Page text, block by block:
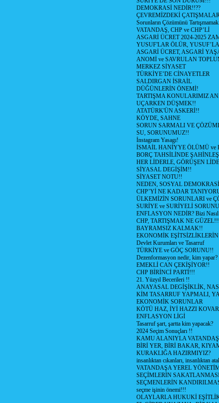
DEMOKRASİ NEDİR!!??
ÇEVREMİZDEKİ
Sorunların Çözümünü
VATANDAŞ, CHP ve CHP’Lİ
ASGARİ ÜCRET 2024-2025
YUSUF'LAR ÖLÜR,
ASGARİ ÜCRET, ASGARİ
ANOMİ ve SAVRULAN
MERKEZ SİYASET
TÜRKİYE’DE CİNAYETLER
SALDIRGAN İSRAİL
DÜĞÜNLERİN ÖNEMİ!
TARTIŞMA KONULARIMIZ
UÇARKEN DÜŞMEK!!
ATATÜRK'ÜN ASKERİ!!
KÖYDE, SAHNE
SORUN SARMALI VE
SU, SORUNUMUZ!!
İnstagram Yasagı!
İSMAİL HANİYYE ÖLÜMÜ ve
BORÇ TAHSİLİNDE
HER LİDERLE, GÖRÜŞEN
SİYASAL DEGİŞİM!!
SİYASET NOTU!!
NEDEN, SOSYAL
CHP’Yİ NE KADAR
ÜLKEMİZİN SORUNLARI ve
SURİYE ve SURİYELİ
ENFLASYON NEDİR? Bizi
CHP, TARTIŞMAK NE
BAYRAMSIZ KALMAK!!
EKONOMİK
Devlet Kurumları ve Tasarruf
TÜRKİYE ve GÖÇ SORUNU!!
Dezenformasyon nedir, kim yapar?
EMEKLİ CAN ÇEKİŞİYOR!!
CHP BİRİNCİ PARTİ!!!
21. Yüzyıl Becerileri !!
ANAYASAL DEGİŞİKLİK,
KİM TASARRUF YAPMALI,
EKONOMİK SORUNLAR
KÖTÜ HAZ, İYİ HAZZI
ENFLASYON LİGİ
Tasarruf şart, şartta kim yapacak?
2024 Seçim Sonuçları !!
KAMU ALANIYLA
BİRİ YER, BİRİ BAKAR,
KURAKLIĞA HAZIRMIYIZ?
insanlıktan cıkanları, insanlıktan
VATANDAŞA YEREL
SEÇİMLERİN
SEÇMENLERİN
seçme işinin önemi!!!
OLAYLARLA HUKUKİ